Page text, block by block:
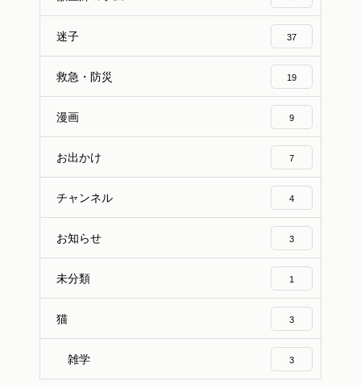
迷子 37
救急・防災 19
漫画 9
お出かけ 7
チャンネル 4
お知らせ 3
未分類 1
猫 3
雑学 3